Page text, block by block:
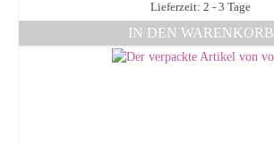
Lieferzeit: 2 - 3 Tage
IN DEN WARENKORB